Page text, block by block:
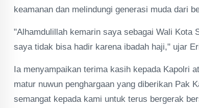
keamanan dan melindungi generasi muda dari
"Alhamdulillah kemarin saya sebagai Wali Kota
saya tidak bisa hadir karena ibadah haji," ujar
Ia menyampaikan terima kasih kepada Kapolri
matur nuwun penghargaan yang diberikan Pak
semangat kepada kami untuk terus bergerak